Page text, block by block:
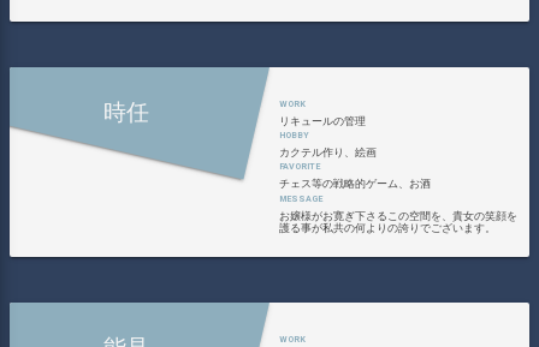
時任 リキュールの管理
カクテル作り、絵画
チェス等の戦略的ゲーム、お酒
お嬢様がお寛ぎ下さるこの空間を、貴女の笑顔を
護る事が私共の何よりの誇りでございます。